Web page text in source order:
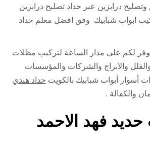
درابزين عبر حداد تصليح درابزين
ابواب شبابيك وفق افضل معلم حداد
لكم على مدار الساعة لتركيب مظلات
والابراج والشركات والمؤسسات
أسوار أبواب شبابيك بالكويت حداد هندي
والكفالة .
حديد فهد الاحمد